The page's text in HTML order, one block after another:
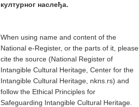
културног наслеђа.
When using name and content of the
National e-Register, or the parts of it, please
cite the source (National Register of
Intangible Cultural Heritage, Center for the
Intangible Cultural Heritage, nkns.rs) and
follow the Ethical Principles for
Safeguarding Intangible Cultural Heritage